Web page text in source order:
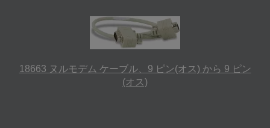
18663 ヌルモデム ケーブル、9 ピン(オス) から 9 ピン
(オス)